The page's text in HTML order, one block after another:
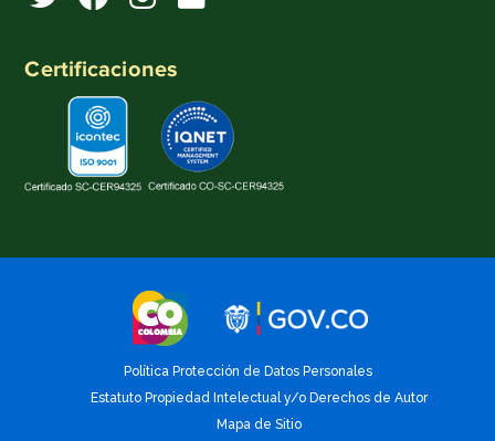
Certificaciones
Política Protección de Datos Personales
Estatuto Propiedad Intelectual y/o Derechos de Autor
Mapa de Sitio